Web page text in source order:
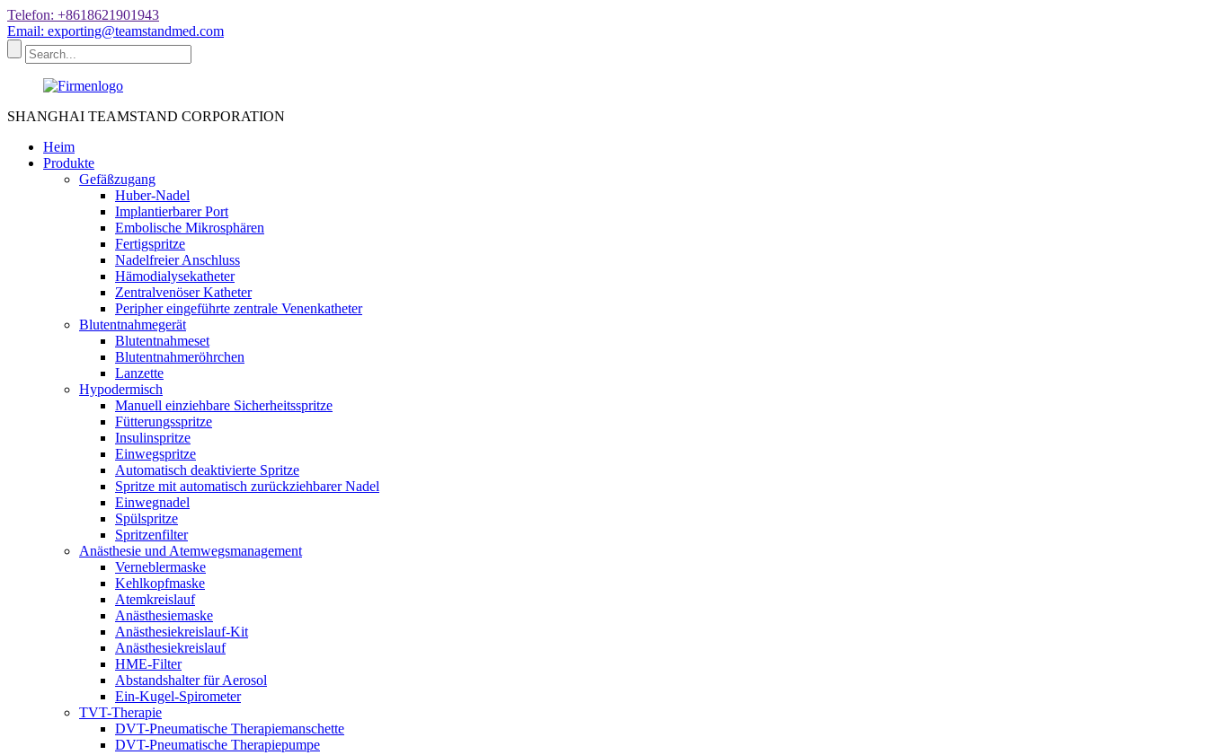
Telefon: +8618621901943
Email: exporting@teamstandmed.com
SHANGHAI TEAMSTAND CORPORATION
Heim
Produkte
Gefäßzugang
Huber-Nadel
Implantierbarer Port
Embolische Mikrosphären
Fertigspritze
Nadelfreier Anschluss
Hämodialysekatheter
Zentralvenöser Katheter
Peripher eingeführte zentrale Venenkatheter
Blutentnahmegerät
Blutentnahmeset
Blutentnahmeröhrchen
Lanzette
Hypodermisch
Manuell einziehbare Sicherheitsspritze
Fütterungsspritze
Insulinspritze
Einwegspritze
Automatisch deaktivierte Spritze
Spritze mit automatisch zurückziehbarer Nadel
Einwegnadel
Spülspritze
Spritzenfilter
Anästhesie und Atemwegsmanagement
Verneblermaske
Kehlkopfmaske
Atemkreislauf
Anästhesiemaske
Anästhesiekreislauf-Kit
Anästhesiekreislauf
HME-Filter
Abstandshalter für Aerosol
Ein-Kugel-Spirometer
TVT-Therapie
DVT-Pneumatische Therapiemanschette
DVT-Pneumatische Therapiepumpe